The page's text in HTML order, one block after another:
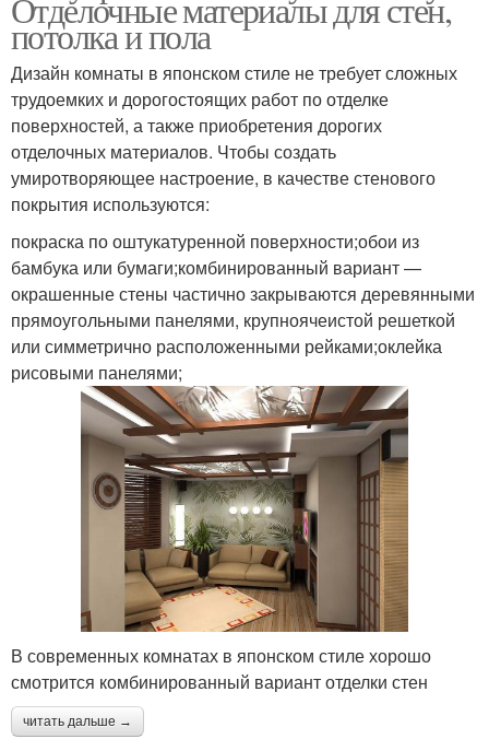
потолка и пола
Дизайн комнаты в японском стиле не требует сложных
трудоемких и дорогостоящих работ по отделке
поверхностей, а также приобретения дорогих
отделочных материалов. Чтобы создать
умиротворяющее настроение, в качестве стенового
покрытия используются:
покраска по оштукатуренной поверхности;обои из
бамбука или бумаги;комбинированный вариант —
окрашенные стены частично закрываются деревянными
прямоугольными панелями, крупноячеистой решеткой
или симметрично расположенными рейками;оклейка
рисовыми панелями;
В современных комнатах в японском стиле хорошо
смотрится комбинированный вариант отделки стен
читать дальше →